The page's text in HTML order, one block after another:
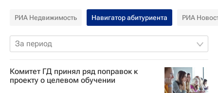
РИА Недвижимость Навигатор абитуриента РИА
За период
Комитет ГД принял ряд поправок к
проекту о целевом обучении